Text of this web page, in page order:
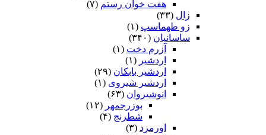
هفت خوان رستم‏ (۷)
زال (۳۳)
زو طهماسپ‏ (۱)
ساسانیان (۳۴۰)
آزرم دخت (۱)
اردشیر (۱)
اردشیر بابکان (۲۹)
اردشیر شیروی (۱)
انوشیروان (۶۳)
بوزرجمهر (۱۲)
شطرنج (۴)
اورمزد (۳)